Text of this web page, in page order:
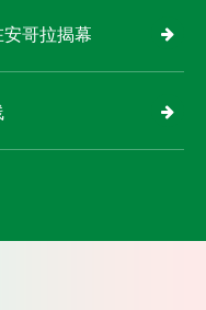
哥拉揭幕